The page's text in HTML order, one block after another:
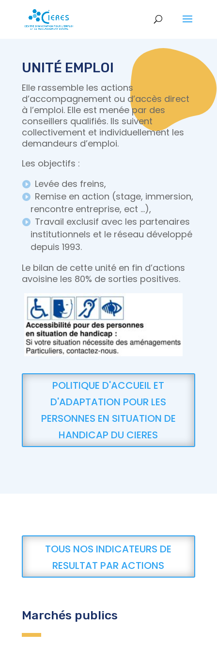
UNITÉ EMPLOI
Elle rassemble les actions
d’accompagnement ou d’accès direct
à l’emploi. Elle est menée par des
conseillers qualifiés. Ils suivent
collectivement et individuellement les
demandeurs d’emploi.
Les objectifs :
Levée des freins,
Remise en action (stage, immersion,
rencontre entreprise, ect …),
Travail exclusif avec les partenaires
institutionnels et le réseau développé
depuis 1993.
Le bilan de cette unité en fin d’actions
avoisine les 80% de sorties positives.
POLITIQUE D'ACCUEIL ET
D'ADAPTATION POUR LES
PERSONNES EN SITUATION DE
HANDICAP DU CIERES
TOUS NOS INDICATEURS DE
RESULTAT PAR ACTIONS
Marchés publics